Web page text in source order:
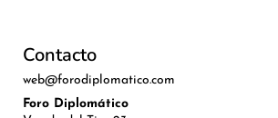
Contacto
web@forodiplomatico.com
Foro Diplomático